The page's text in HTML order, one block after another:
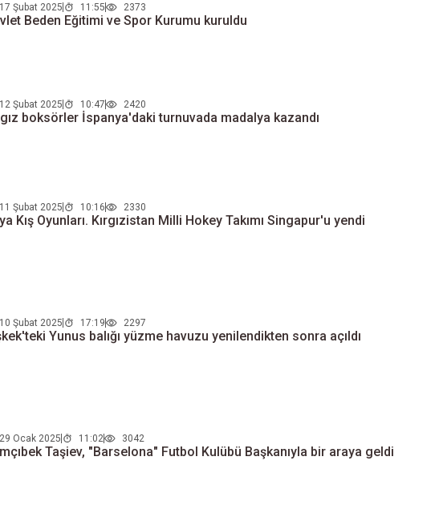
17 Şubat 2025 11:55 2373
Beden Eğitimi ve Spor Kurumu kuruldu
12 Şubat 2025 10:47 2420
boksörler İspanya'daki turnuvada madalya kazandı
11 Şubat 2025 10:16 2330
Kış Oyunları. Kırgızistan Milli Hokey Takımı Singapur'u yendi
10 Şubat 2025 17:19 2297
Yunus balığı yüzme havuzu yenilendikten sonra açıldı
29 Ocak 2025 11:02 3042
Taşiev, "Barselona" Futbol Kulübü Başkanıyla bir araya geldi